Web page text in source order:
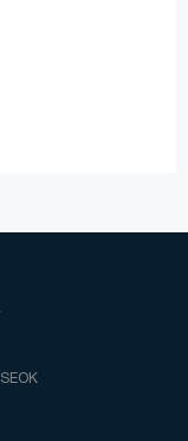
SEOK